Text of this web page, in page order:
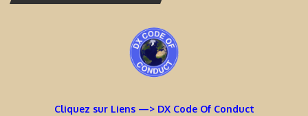
Cliquez sur Liens —> DX Code Of Conduct